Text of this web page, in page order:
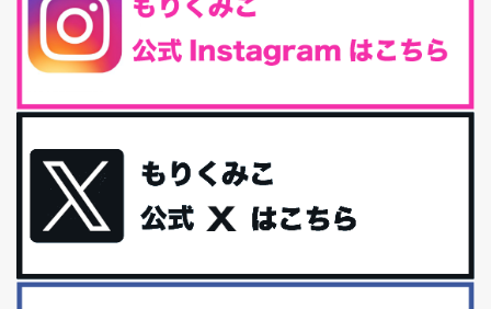
味しくて栄養たっぷりのグラノーラを発...
腸活は「食事」だけだと思っていませんか？私の腸活完全版！
腸内環境を整えることは、健康維持の中でいっちばん大事！だと私
最近お風呂上がりの炭酸水をシリカシリカにしているんだけど確か
に髪と爪が丈夫になった気がする。炭酸...
体に優しい、私のふるさと納税５選。
今回は、最近毎回定期的に購入している「楽天ふるさと納税」の返
礼品トップ５を紹介します。今までいろ...
更年期を穏やかに乗りきるために今できる５つのこと。